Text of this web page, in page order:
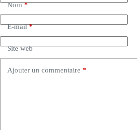
Nom*
E-mail*
Site web
Ajouter un commentaire *